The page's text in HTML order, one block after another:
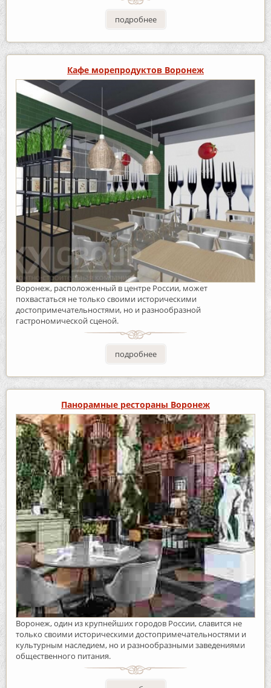
подробнее
Кафе морепродуктов Воронеж
Воронеж, расположенный в центре России, может
похвастаться не только своими историческими
достопримечательностями, но и разнообразной
гастрономической сценой.
подробнее
Панорамные рестораны Воронеж
Воронеж, один из крупнейших городов России, славится не
только своими историческими достопримечательностями и
культурным наследием, но и разнообразными заведениями
общественного питания.